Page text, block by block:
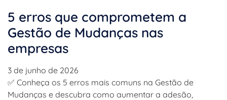
5 erros que comprometem a
Gestão de Mudanças nas
empresas
3 de junho de 2026
✅ Conheça os 5 erros mais comuns na Gestão de
Mudanças e descubra como aumentar a adesão,